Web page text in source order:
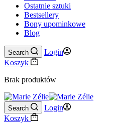
Ostatnie sztuki
Bestsellery
Bony upominkowe
Blog
Search
Login
Koszyk
Brak produktów
Search
Login
Koszyk